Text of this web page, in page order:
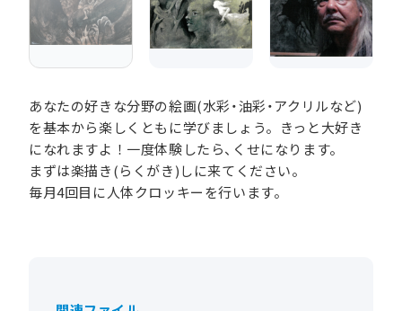
あなたの好きな分野の絵画(水彩・油彩・アクリルなど)
を基本から楽しくともに学びましょう。きっと大好き
になれますよ！一度体験したら、くせになります。
まずは楽描き(らくがき)しに来てください。
毎月4回目に人体クロッキーを行います。